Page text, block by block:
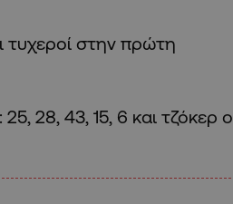
τυχεροί στην πρώτη
28, 43, 15, 6 και τζόκερ ο